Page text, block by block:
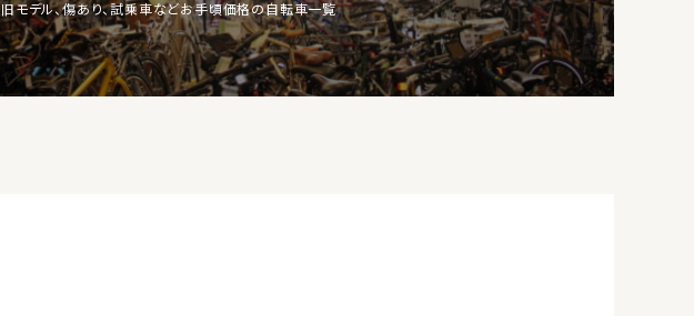
旧モデル、傷あり、試乗車などお手頃価格の自転車一覧